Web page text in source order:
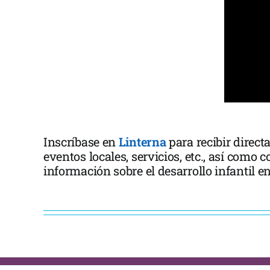
Inscríbase enLinternapara recibir
eventos locales, servicios, etc., así como
información sobre el desarrollo infantil